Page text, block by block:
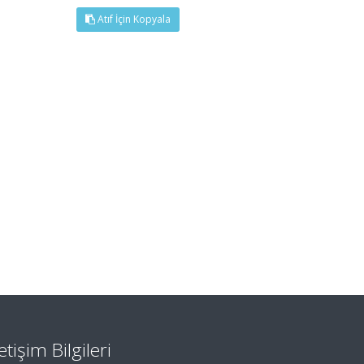
Atıf İçin Kopyala
Bilgileri